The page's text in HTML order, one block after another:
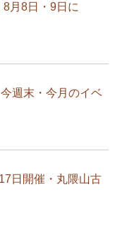
月8日・9日に
週末・今月のイベ
日開催・丸隈山古